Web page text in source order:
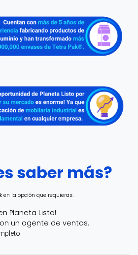
saber más?
en la opción que requieras:
Planeta Listo!
un agente de ventas.